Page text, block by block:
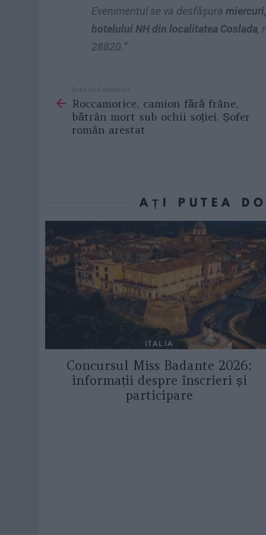
Evenimentul se va desfăşura
hotelului NH din localitatea Coslada,
28820.”
more
Articolul anterior
Roccamorice, camion fără frâne,
bătrân mort sub ochii soției. Șofer
român arestat
AȚI PUTEA
ITALIA
Concursul Miss Badante 2026:
informații despre înscrieri și
participare